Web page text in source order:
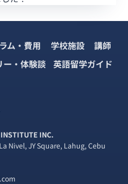
ム・費用 学校施設
講師
ー・体験談 英語留学ガイド
INC.
Nivel, JY Square, Lahug, Cebu